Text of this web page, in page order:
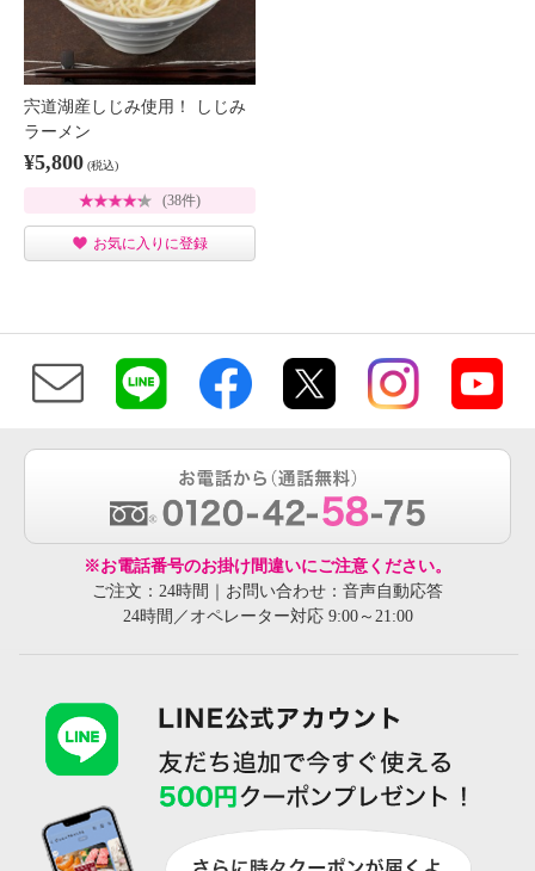
宍道湖産しじみ使用！ しじみ
ラーメン
¥5,800 (税込)
(38件)
お気に入りに登録
※お電話番号のお掛け間違いにご注意ください。
ご注文：24時間｜お問い合わせ：音声自動応答
24時間／オペレーター対応 9:00～21:00